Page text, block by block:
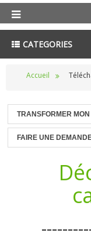
CATEGORIES
Accueil
TRANSFORMER
FAIRE UNE